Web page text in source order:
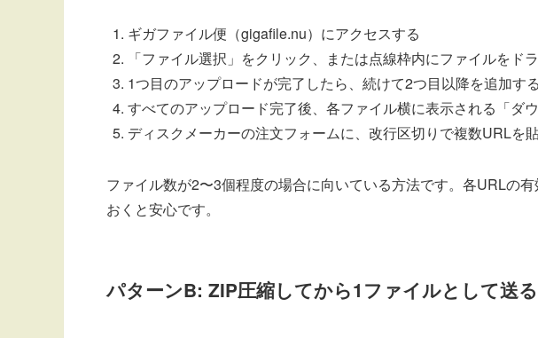
ギガファイル便（gigafile.nu）にアクセスする
「ファイル選択」をクリック、または点線枠内にファイルをド
1つ目のアップロードが完了したら、続けて2つ目以降を追加する
すべてのアップロード完了後、各ファイル横に表示される「ダ
ディスクメーカーの注文フォームに、改行区切りで複数URLを
ファイル数が2〜3個程度の場合に向いている方法です。各URLの
おくと安心です。
パターンB: ZIP圧縮してから1ファイルとして送る